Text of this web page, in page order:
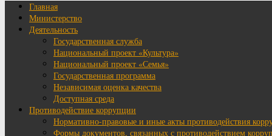
Главная
Министерство
Деятельность
Государственная служба
Национальный проект «Культура»
Национальный проект «Семья»
Государственная программа
Независимая оценка качества
Доступная среда
Противодействие коррупции
Нормативно-правовые и иные акты противодействия
Формы документов, связанных с противодействием